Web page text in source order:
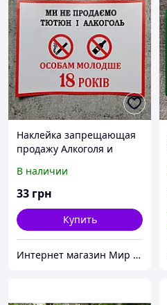
Наклейка запрещающая
продажу Алкоголя и
В наличии
33 грн
Купить
Интернет магазин Мир стендов. Товары из Украины